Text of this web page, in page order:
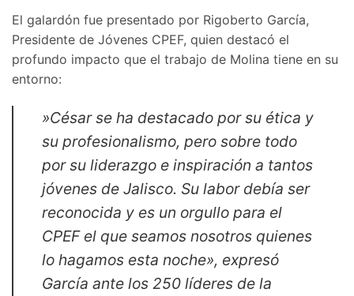
​El galardón fue presentado por Rigoberto García,
Presidente de Jóvenes CPEF, quien destacó el
profundo impacto que el trabajo de Molina tiene en su
entorno:
​»César se ha destacado por su ética y
su profesionalismo, pero sobre todo
por su liderazgo e inspiración a tantos
jóvenes de Jalisco. Su labor debía ser
reconocida y es un orgullo para el
CPEF el que seamos nosotros quienes
lo hagamos esta noche», expresó
García ante los 250 líderes de la